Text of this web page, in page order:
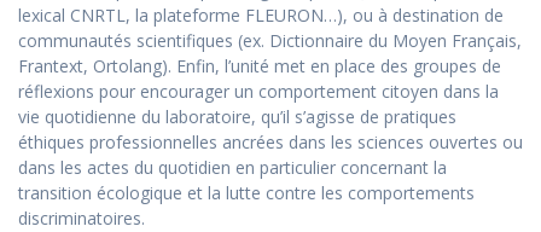
lexical CNRTL, la plateforme FLEURON…), ou à destination de
communautés scientifiques (ex. Dictionnaire du Moyen Français,
Frantext, Ortolang). Enfin, l’unité met en place des groupes de
réflexions pour encourager un comportement citoyen dans la
vie quotidienne du laboratoire, qu’il s’agisse de pratiques
éthiques professionnelles ancrées dans les sciences ouvertes ou
dans les actes du quotidien en particulier concernant la
transition écologique et la lutte contre les comportements
discriminatoires.